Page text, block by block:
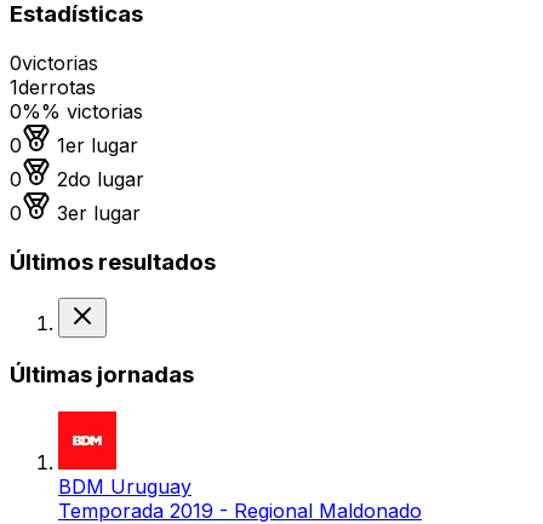
Estadísticas
0victorias
1derrotas
0%% victorias
0
Medalla de oro
1er lugar
0
Medalla de plata
2do lugar
0
Medalla de bronce
3er lugar
Últimos resultados
Últimas jornadas
BDM Uruguay
Temporada 2019 - Regional Maldonado